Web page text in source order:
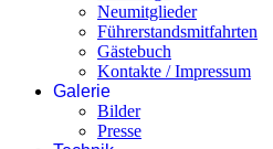
Neumitglieder
Führerstandsmitfahrten
Gästebuch
Kontakte / Impressum
Galerie
Bilder
Presse